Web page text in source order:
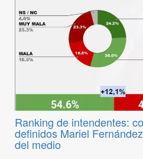
Ranking de intendentes:
definidos Mariel
del medio